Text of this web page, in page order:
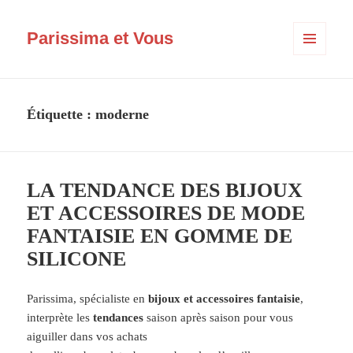
Parissima et Vous
Étiquette :moderne
LA TENDANCE DES BIJOUX
ET ACCESSOIRES DE MODE
FANTAISIE EN GOMME DE
SILICONE
Parissima, spécialiste enbijoux et accessoires fantaisie,
interprète lestendances saison après saison pour vous
aiguiller dans vos achats